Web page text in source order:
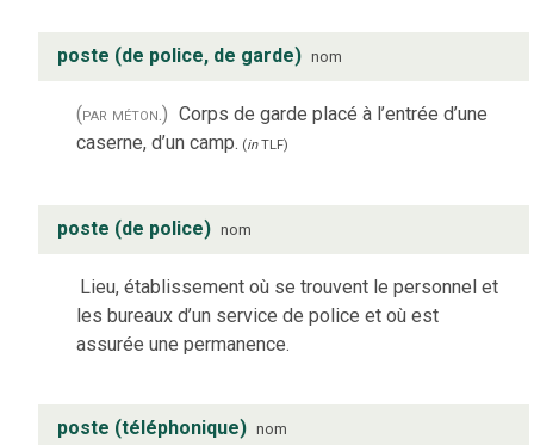
poste (de police, de garde) nom
(par méton.) Corps de garde placé à l’entrée d’une
caserne, d’un camp. (inTLF)
poste (de police) nom
Lieu, établissement où se trouvent le personnel et
les bureaux d’un service de police et où est
assurée une permanence.
poste (téléphonique) nom